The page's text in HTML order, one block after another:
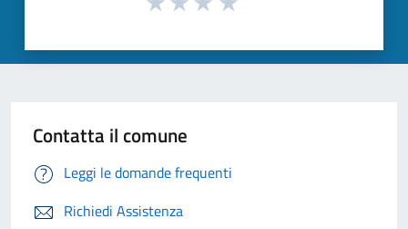
Contatta il comune
Leggi le domande frequenti
Richiedi Assistenza